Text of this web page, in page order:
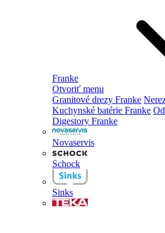
Franke
Otvoriť menu
Granitové drezy Franke
Kuchynské batérie Franke
Digestory Franke
Novaservis
Schock
Sinks